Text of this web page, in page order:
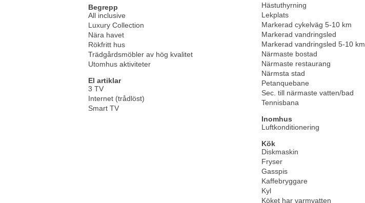
Begrepp
All inclusive
Luxury Collection
Nära havet
Rökfritt hus
Trädgårdsmöbler av hög kvalitet
Utomhus aktiviteter
El artiklar
3 TV
Internet (trådlöst)
Smart TV
Hästuthyrning
Lekplats
Markerad cykelväg 5-10 km
Markerad vandringsled
Markerad vandringsled 5-10 km
Närmaste bostad
Närmaste restaurang
Närmsta stad
Petanquebane
Sec. till närmaste vatten/bad
Tennisbana
Inomhus
Luftkonditionering
Kök
Diskmaskin
Fryser
Gasspis
Kaffebryggare
Kyl
Köket har varmvatten